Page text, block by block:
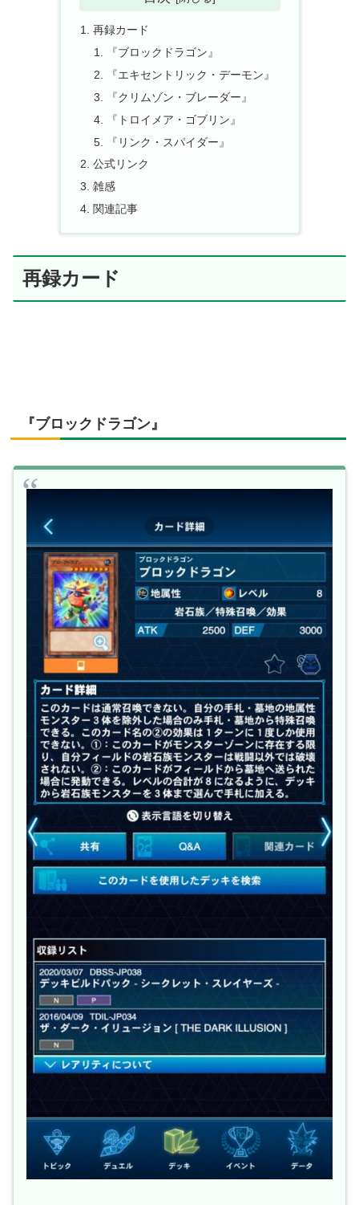
再録カード
『ブロックドラゴン』
『エキセントリック・デーモン』
『クリムゾン・ブレーダー』
『トロイメア・ゴブリン』
『リンク・スパイダー』
公式リンク
雑感
関連記事
再録カード
『ブロックドラゴン』